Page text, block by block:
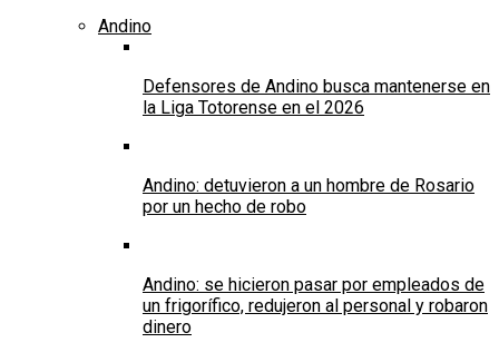
Andino
Defensores de Andino busca mantenerse en
la Liga Totorense en el 2026
Andino: detuvieron a un hombre de Rosario
por un hecho de robo
Andino: se hicieron pasar por empleados de
un frigorífico, redujeron al personal y robaron
dinero